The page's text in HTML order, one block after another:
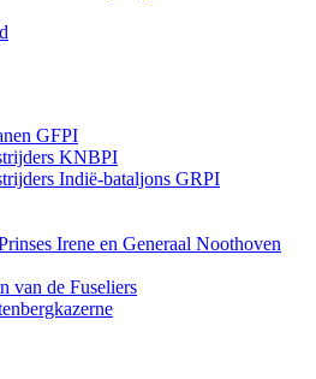
GFPI
KNBPI
Indië-bataljons GRPI
Irene en Generaal Noothoven
van de Fuseliers